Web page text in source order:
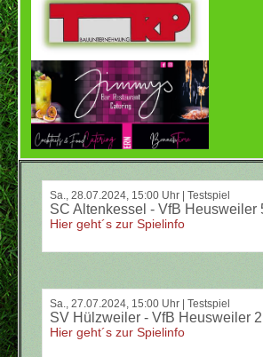
Sa., 28.07.2024, 15:00 Uhr | Testspiel
SC Altenkessel - VfB Heusweiler
Hier geht´s zur Spielinfo
Sa., 27.07.2024, 15:00 Uhr | Testspiel
SV Hülzweiler - VfB Heusweiler
Hier geht´s zur Spielinfo